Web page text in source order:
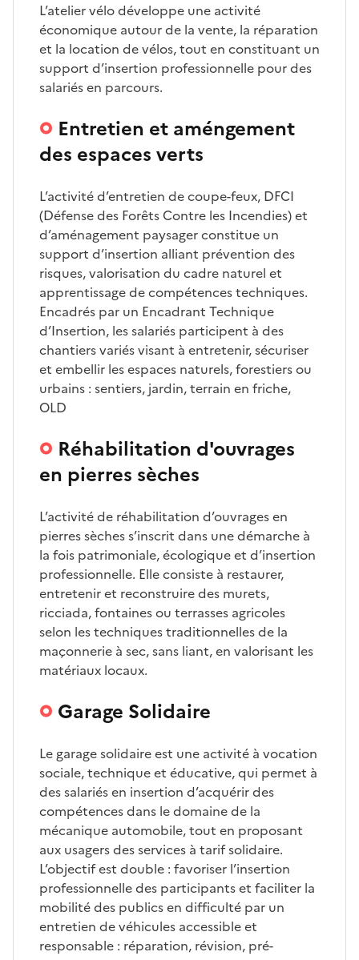
L’atelier vélo développe une activité
économique autour de la vente, la réparation
et la location de vélos, tout en constituant un
support d’insertion professionnelle pour des
salariés en parcours.
Entretien et améngement
des espaces verts
L’activité d’entretien de coupe-feux, DFCI
(Défense des Forêts Contre les Incendies) et
d’aménagement paysager constitue un
support d’insertion alliant prévention des
risques, valorisation du cadre naturel et
apprentissage de compétences techniques.
Encadrés par un Encadrant Technique
d’Insertion, les salariés participent à des
chantiers variés visant à entretenir, sécuriser
et embellir les espaces naturels, forestiers ou
urbains : sentiers, jardin, terrain en friche,
OLD
Réhabilitation d'ouvrages
en pierres sèches
L’activité de réhabilitation d’ouvrages en
pierres sèches s’inscrit dans une démarche à
la fois patrimoniale, écologique et d’insertion
professionnelle. Elle consiste à restaurer,
entretenir et reconstruire des murets,
ricciada, fontaines ou terrasses agricoles
selon les techniques traditionnelles de la
maçonnerie à sec, sans liant, en valorisant les
matériaux locaux.
Garage Solidaire
Le garage solidaire est une activité à vocation
sociale, technique et éducative, qui permet à
des salariés en insertion d’acquérir des
compétences dans le domaine de la
mécanique automobile, tout en proposant
aux usagers des services à tarif solidaire.
L’objectif est double : favoriser l’insertion
professionnelle des participants et faciliter la
mobilité des publics en difficulté par un
entretien de véhicules accessible et
responsable : réparation, révision, pré-